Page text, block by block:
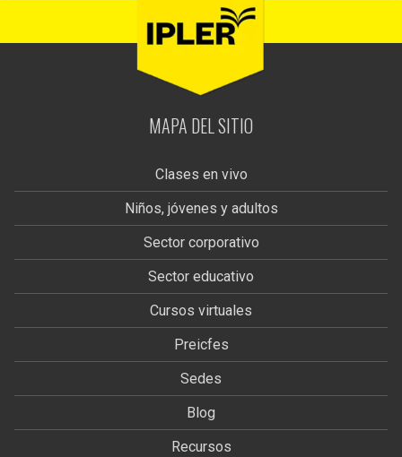
MAPA DEL SITIO
Clases en vivo
Niños, jóvenes y adultos
Sector corporativo
Sector educativo
Cursos virtuales
Preicfes
Sedes
Blog
Recursos